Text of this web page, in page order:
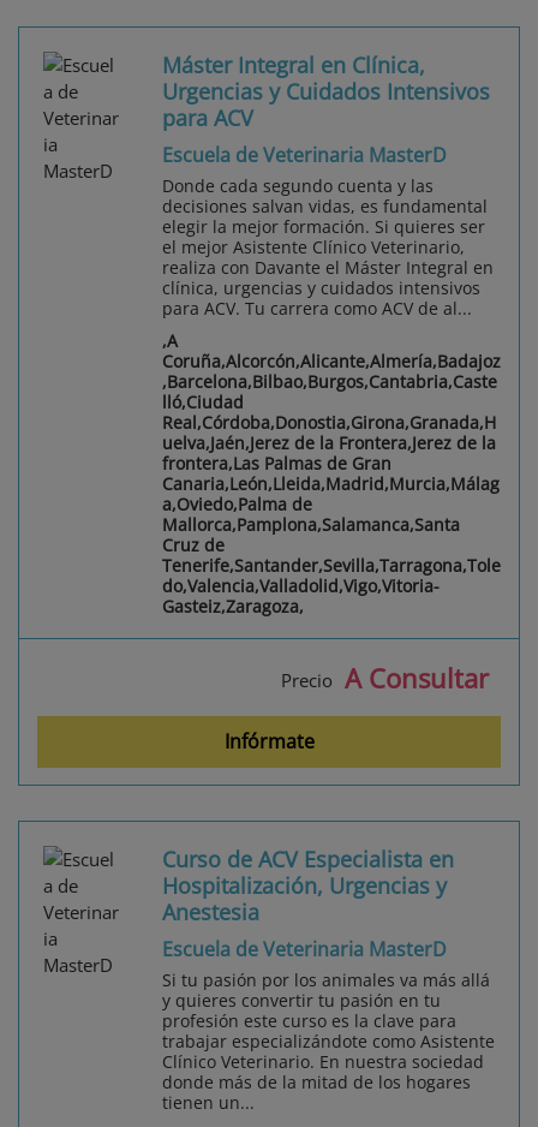
Máster Integral en Clínica,
Urgencias y Cuidados Intensivos
para ACV
Escuela de Veterinaria MasterD
Donde cada segundo cuenta y las
decisiones salvan vidas, es fundamental
elegir la mejor formación. Si quieres ser
el mejor Asistente Clínico Veterinario,
realiza con Davante el Máster Integral en
clínica, urgencias y cuidados intensivos
para ACV. Tu carrera como ACV de al...
,A
Coruña,Alcorcón,Alicante,Almería,Badajoz
,Barcelona,Bilbao,Burgos,Cantabria,Caste
lló,Ciudad
Real,Córdoba,Donostia,Girona,Granada,H
uelva,Jaén,Jerez de la Frontera,Jerez de la
frontera,Las Palmas de Gran
Canaria,León,Lleida,Madrid,Murcia,Málag
a,Oviedo,Palma de
Mallorca,Pamplona,Salamanca,Santa
Cruz de
Tenerife,Santander,Sevilla,Tarragona,Tole
do,Valencia,Valladolid,Vigo,Vitoria-
Gasteiz,Zaragoza,
Precio A Consultar
Infórmate
Curso de ACV Especialista en
Hospitalización, Urgencias y
Anestesia
Escuela de Veterinaria MasterD
Si tu pasión por los animales va más allá
y quieres convertir tu pasión en tu
profesión este curso es la clave para
trabajar especializándote como Asistente
Clínico Veterinario. En nuestra sociedad
donde más de la mitad de los hogares
tienen un...